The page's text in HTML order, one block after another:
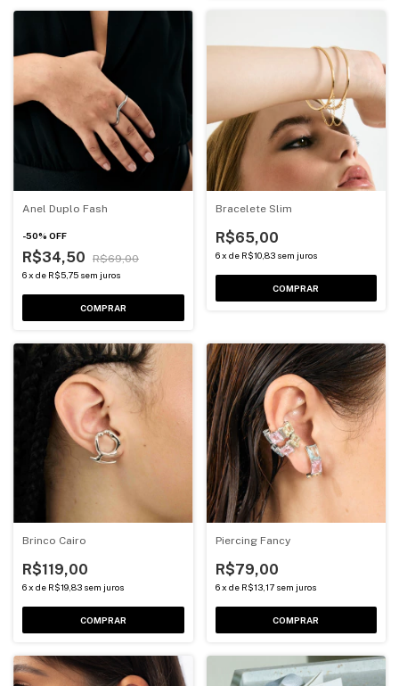
Anel Duplo Fash
-50% OFF
R$34,50 R$69,00
6x de R$5,75 sem juros
COMPRAR
Bracelete Slim
R$65,00
6 x de R$10,83 sem juros
COMPRAR
Brinco Cairo
R$119,00
6x de R$19,83 sem juros
COMPRAR
Piercing Fancy
R$79,00
6 x de R$13,17 sem juros
COMPRAR